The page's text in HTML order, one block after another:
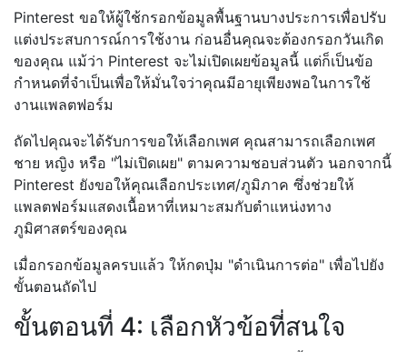
Pinterest ขอให้ผู้ใช้กรอกข้อมูลพื้นฐานบางประการเพื่อปรับ
แต่งประสบการณ์การใช้งาน ก่อนอื่นคุณจะต้องกรอกวันเกิด
ของคุณ แม้ว่า Pinterest จะไม่เปิดเผยข้อมูลนี้ แต่ก็เป็นข้อ
กำหนดที่จำเป็นเพื่อให้มั่นใจว่าคุณมีอายุเพียงพอในการใช้
งานแพลตฟอร์ม
ถัดไปคุณจะได้รับการขอให้เลือกเพศ คุณสามารถเลือกเพศ
ชาย หญิง หรือ "ไม่เปิดเผย" ตามความชอบส่วนตัว นอกจากนี้
Pinterest ยังขอให้คุณเลือกประเทศ/ภูมิภาค ซึ่งช่วยให้
แพลตฟอร์มแสดงเนื้อหาที่เหมาะสมกับตำแหน่งทาง
ภูมิศาสตร์ของคุณ
เมื่อกรอกข้อมูลครบแล้ว ให้กดปุ่ม "ดำเนินการต่อ" เพื่อไปยัง
ขั้นตอนถัดไป
ขั้นตอนที่ 4: เลือกหัวข้อที่สนใจ